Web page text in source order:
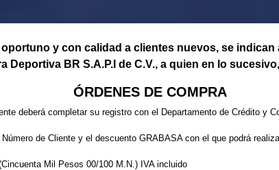
y con calidad a clientes nuevos, se indican
BR S.A.P.I de C.V., a quien en lo
ÓRDENES DE COMPRA
deberá completar su registro con el Departamento de Crédito y
de Cliente y el descuento GRABASA con el que podrá
Mil Pesos 00/100 M.N.) IVA incluido